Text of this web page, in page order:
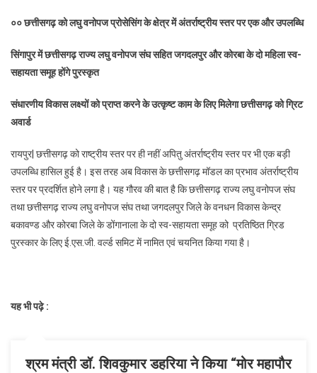
और
सशक्तिकरण
अंतर्राष्ट्रीय
०० छत्तीसगढ़ को लघु वनोपज प्रोसेसिंग के क्षेत्र में अंतर्राष्ट्रीय स्तर पर एक और उपलब्धि
सिंगापुर में छत्तीसगढ़ राज्य लघु वनोपज संघ सहित जगदलपुर और कोरबा के दो महिला स्व-
सहायता समूह होंगे पुरस्कृत
संधारणीय विकास लक्ष्यों को प्राप्त करने के उत्कृष्ट काम के लिए मिलेगा छत्तीसगढ़ को ग्रिट
अवार्ड
रायपुर| छत्तीसगढ़ को राष्ट्रीय स्तर पर ही नहीं अपितु अंतर्राष्ट्रीय स्तर पर भी एक बड़ी
उपलब्धि हासिल हुई है। इस तरह अब विकास के छत्तीसगढ़ मॉडल का प्रभाव अंतर्राष्ट्रीय
स्तर पर प्रदर्शित होने लगा है। यह गौरव की बात है कि छत्तीसगढ़ राज्य लघु वनोपज संघ
तथा छत्तीसगढ़ राज्य लघु वनोपज संघ तथा जगदलपुर जिले के वनधन विकास केन्द्र
बकावण्ड और कोरबा जिले के डोंगानाला के दो स्व-सहायता समूह को प्रतिष्ठित ग्रिड
पुरस्कार के लिए ई.एस.जी. वर्ल्ड समिट में नामित एवं चयनित किया गया है।
यह भी पढ़े :
श्रम मंत्री डॉ. शिवकुमार डहरिया ने किया “मोर महापौर